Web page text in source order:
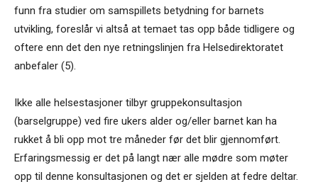
funn fra studier om samspillets betydning for barnets
utvikling, foreslår vi altså at temaet tas opp både tidligere og
oftere enn det den nye retningslinjen fra Helsedirektoratet
anbefaler (5).
Ikke alle helsestasjoner tilbyr gruppekonsultasjon
(barselgruppe) ved fire ukers alder og/eller barnet kan ha
rukket å bli opp mot tre måneder før det blir gjennomført.
Erfaringsmessig er det på langt nær alle mødre som møter
opp til denne konsultasjonen og det er sjelden at fedre deltar.